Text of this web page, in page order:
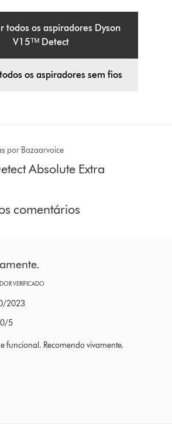
todos os aspiradores Dyson
V15ᵀᴹ Detect
os aspiradores sem fios
por Bazaarvoice
Absolute Extra
comentários
VERIFICADO
2023
em 04/10/2023 Ratings
/5
funcional. Recomendo vivamente.